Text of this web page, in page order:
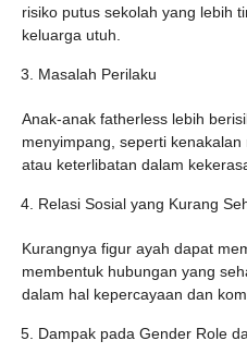
risiko putus sekolah yang lebih
keluarga utuh.
Masalah Perilaku
Anak-anak fatherless lebih
menyimpang, seperti
atau keterlibatan dalam
Relasi Sosial yang Kurang
Kurangnya figur ayah dapat
membentuk hubungan yang
dalam hal kepercayaan dan
Dampak pada Gender Role